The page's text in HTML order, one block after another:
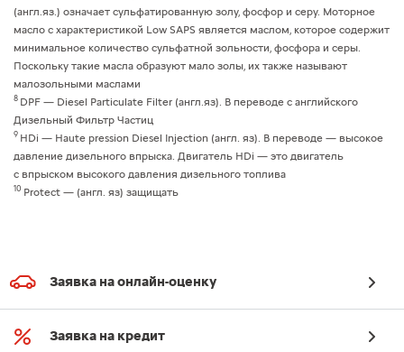
(англ.яз.) означает сульфатированную золу, фосфор и серу. Моторное
масло с характеристикой Low SAPS является маслом, которое содержит
минимальное количество сульфатной зольности, фосфора и серы.
Поскольку такие масла образуют мало золы, их также называют
малозольными маслами
8 DPF — Diesel Particulate Filter (англ.яз). В переводе с английского
Дизельный Фильтр Частиц
9 HDi — Haute pression Diesel Injection (англ. яз). В переводе — высокое
давление дизельного впрыска. Двигатель HDi — это двигатель
с впрыском высокого давления дизельного топлива
10 Protect — (англ. яз) защищать
Заявка на онлайн-оценку
Заявка на кредит